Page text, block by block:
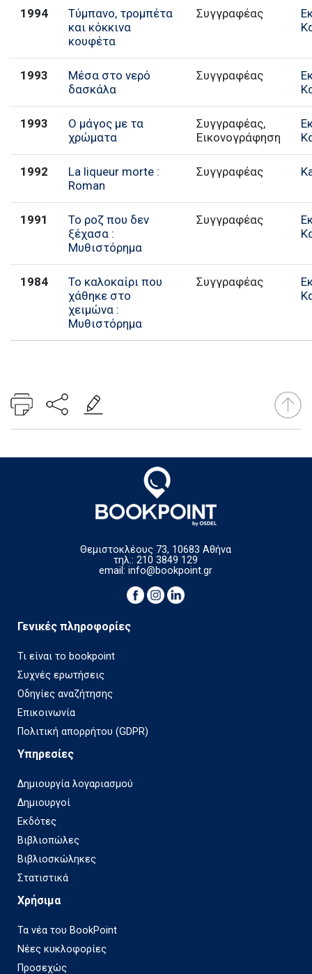
1994
Τύμπανο, τρομπέτα
και κόκκινα
κουφέτα
Συγγραφέας
1993
Μέσα στο νερό
δασκάλα
Συγγραφέας
1993
Ο μάγος με τα
χρώματα
Συγγραφέας,
Εικονογράφηση
1992
La liqueur morte :
Roman
Συγγραφέας
1991
Το ροζ που δεν
ξέχασα :
Μυθιστόρημα
Συγγραφέας
1984
Το καλοκαίρι που
χάθηκε στο
χειμώνα :
Μυθιστόρημα
Συγγραφέας
Θεμιστοκλέους 73, 10683 Αθήνα
τηλ.: 210 3849 129
email:info@bookpoint.gr
Γενικές πληροφορίες
Τι είναι το bookpoint
Συχνές ερωτήσεις
Οδηγίες αναζήτησης
Επικοινωνία
Πολιτική απορρήτου (GDPR)
Υπηρεσίες
Δημιουργία λογαριασμού
Δημιουργοί
Εκδότες
Βιβλιοπώλες
Βιβλιοσκώληκες
Στατιστικά
Χρήσιμα
Τα νέα του BookPoint
Νέες κυκλοφορίες
Προσεχώς